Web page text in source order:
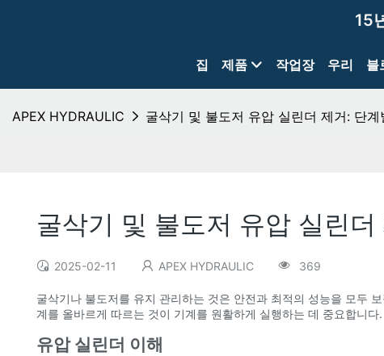
15
집 제품 작업장 우리 블
APEX HYDRAULIC 굴삭기 및 불도저 유압 실린더 제거: 단계
굴삭기 및 불도저 유압 실린
2025-02-11 APEX HYDRAULIC 369
굴삭기나 불도저를 유지 관리하는 것은 안전과 최적의 성능을 모두
계를 올바르게 따르는 것이 기계를 원활하게 실행하는 데 중요합니다.
유압 실린더 이해